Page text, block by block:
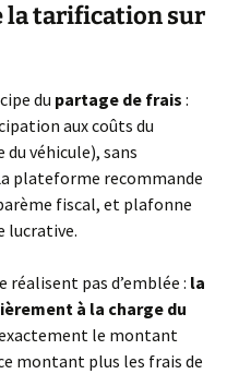
la tarification sur
du partage de frais :
aux coûts du
véhicule), sans
plateforme recommande
fiscal, et plafonne
lucrative.
réalisent pas d’emblée : la
à la charge du
le montant
montant plus les frais de